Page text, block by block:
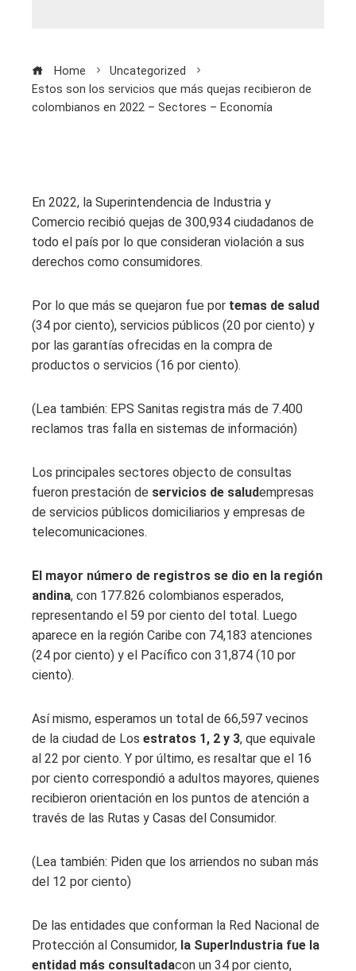
Home
Uncategorized
Estos son los servicios que más quejas recibieron de
colombianos en 2022 – Sectores – Economía
En 2022, la Superintendencia de Industria y
Comercio recibió quejas de 300,934 ciudadanos de
todo el país por lo que consideran violación a sus
derechos como consumidores.
Por lo que más se quejaron fue por temas de salud
(34 por ciento), servicios públicos (20 por ciento) y
por las garantías ofrecidas en la compra de
productos o servicios (16 por ciento).
(Lea también: EPS Sanitas registra más de 7.400
reclamos tras falla en sistemas de información)
Los principales sectores objecto de consultas
fueron prestación de servicios de saludempresas
de servicios públicos domiciliarios y empresas de
telecomunicaciones.
El mayor número de registros se dio en la región
andina, con 177.826 colombianos esperados,
representando el 59 por ciento del total. Luego
aparece en la región Caribe con 74,183 atenciones
(24 por ciento) y el Pacífico con 31,874 (10 por
ciento).
Así mismo, esperamos un total de 66,597 vecinos
de la ciudad de Los estratos 1, 2 y 3, que equivale
al 22 por ciento. Y por último, es resaltar que el 16
por ciento correspondió a adultos mayores, quienes
recibieron orientación en los puntos de atención a
través de las Rutas y Casas del Consumidor.
(Lea también: Piden que los arriendos no suban más
del 12 por ciento)
De las entidades que conforman la Red Nacional de
Protección al Consumidor, la SuperIndustria fue la
entidad más consultadacon un 34 por ciento,